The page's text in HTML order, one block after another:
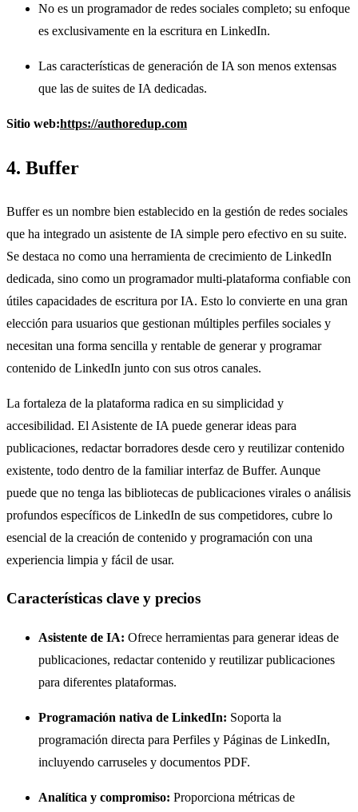
No es un programador de redes sociales completo; su enfoque
es exclusivamente en la escritura en LinkedIn.
Las características de generación de IA son menos extensas
que las de suites de IA dedicadas.
Sitio web:https://authoredup.com
4. Buffer
Buffer es un nombre bien establecido en la gestión de redes sociales
que ha integrado un asistente de IA simple pero efectivo en su suite.
Se destaca no como una herramienta de crecimiento de LinkedIn
dedicada, sino como un programador multi-plataforma confiable con
útiles capacidades de escritura por IA. Esto lo convierte en una gran
elección para usuarios que gestionan múltiples perfiles sociales y
necesitan una forma sencilla y rentable de generar y programar
contenido de LinkedIn junto con sus otros canales.
La fortaleza de la plataforma radica en su simplicidad y
accesibilidad. El Asistente de IA puede generar ideas para
publicaciones, redactar borradores desde cero y reutilizar contenido
existente, todo dentro de la familiar interfaz de Buffer. Aunque
puede que no tenga las bibliotecas de publicaciones virales o análisis
profundos específicos de LinkedIn de sus competidores, cubre lo
esencial de la creación de contenido y programación con una
experiencia limpia y fácil de usar.
Características clave y precios
Asistente de IA: Ofrece herramientas para generar ideas de
publicaciones, redactar contenido y reutilizar publicaciones
para diferentes plataformas.
Programación nativa de LinkedIn: Soporta la
programación directa para Perfiles y Páginas de LinkedIn,
incluyendo carruseles y documentos PDF.
Analítica y compromiso: Proporciona métricas de